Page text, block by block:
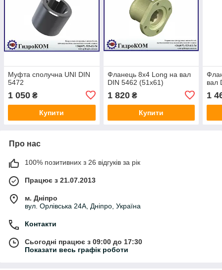
Муфта сполучна UNI DIN
5472
1 050 ₴
Купити
Фланець 8х4 Long на вал
DIN 5462 (51х61)
1 820₴
Купити
вал
1
Про нас
100% позитивних з 26 відгуків за рік
Працює з 21.07.2013
м. Дніпро
вул. Орлівська 24А, Дніпро, Україна
Контакти
Сьогодні працює з 09:00 до 17:30
Показати весь графік роботи